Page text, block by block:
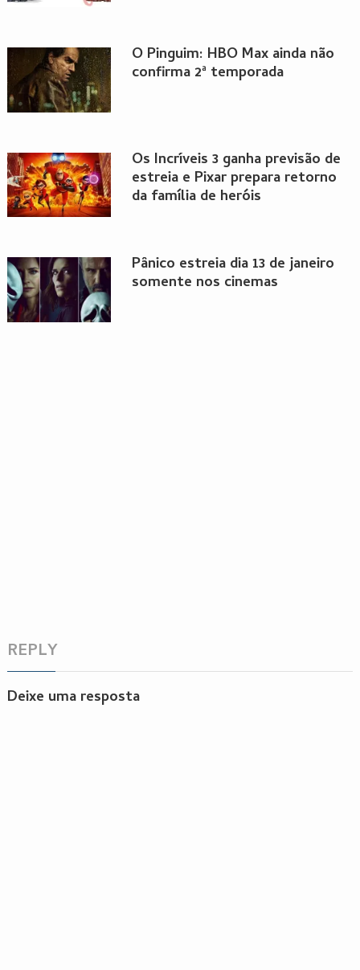
O Pinguim: HBO Max ainda não
confirma 2ª temporada
Os Incríveis 3 ganha previsão de
estreia e Pixar prepara retorno
da família de heróis
Pânico estreia dia 13 de janeiro
somente nos cinemas
REPLY
Deixe uma resposta